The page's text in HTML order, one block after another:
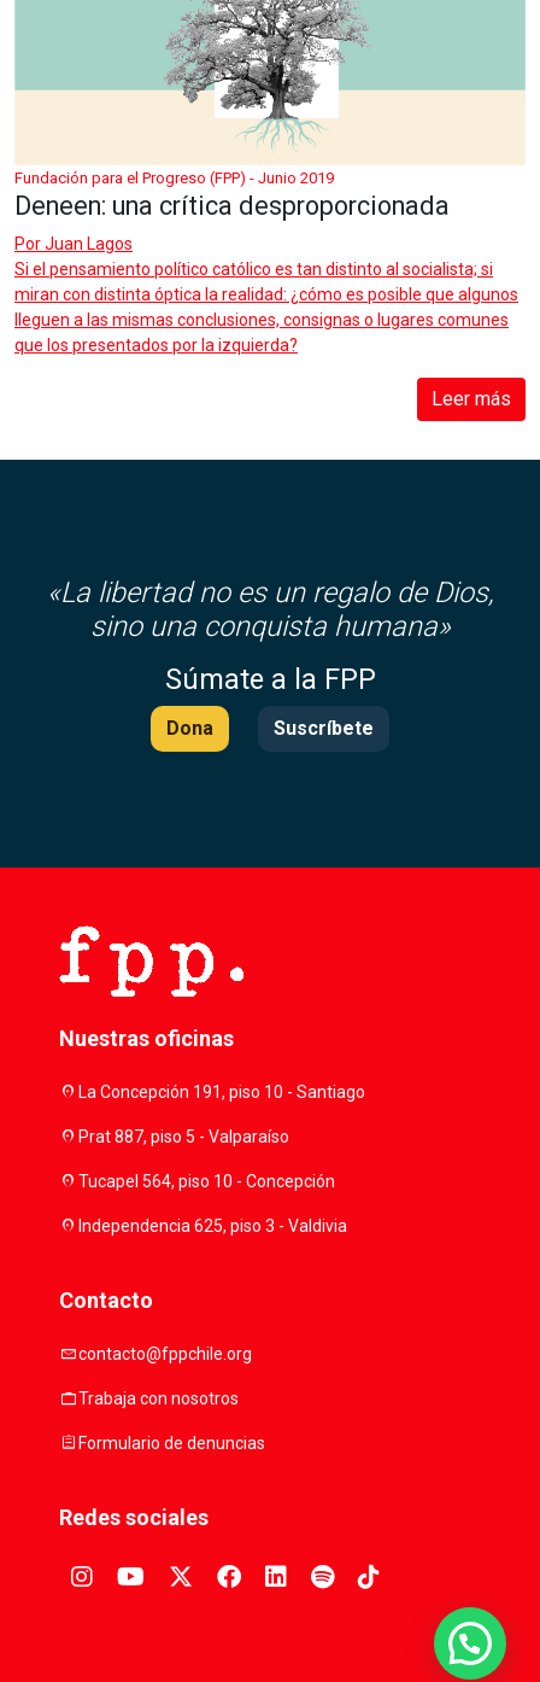
Fundación para el Progreso (FPP) - Junio 2019
Deneen: una crítica desproporcionada
PorJuan Lagos
Si el pensamiento político católico es tan distinto al socialista; si
miran con distinta óptica la realidad: ¿cómo es posible que algunos
lleguen a las mismas conclusiones, consignas o lugares comunes
que los presentados por la izquierda?
Leer más
«La libertad no es un regalo de Dios,
sino una conquista humana»
Súmate a la FPP
Dona Suscríbete
Nuestras oficinas
location_onLa Concepción 191, piso 10 - Santiago
location_onPrat 887, piso 5 - Valparaíso
location_onTucapel 564, piso 10 - Concepción
location_onIndependencia 625, piso 3 - Valdivia
Contacto
mailcontacto@fppchile.org
workTrabaja con nosotros
assignmentFormulario de denuncias
Redes sociales